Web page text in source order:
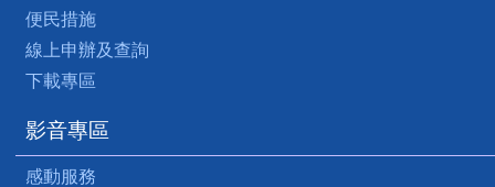
便民措施
線上申辦及查詢
下載專區
影音專區
感動服務